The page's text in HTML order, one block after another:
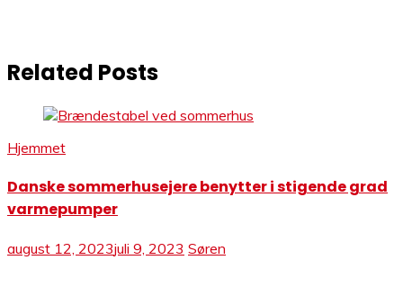
Related Posts
Hjemmet
Danske sommerhusejere benytter i stigende grad
varmepumper
august 12, 2023juli 9, 2023 Søren